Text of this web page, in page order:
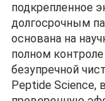
подкрепленное
долгосрочным
основана на
полном
безупречной
Peptide Science,